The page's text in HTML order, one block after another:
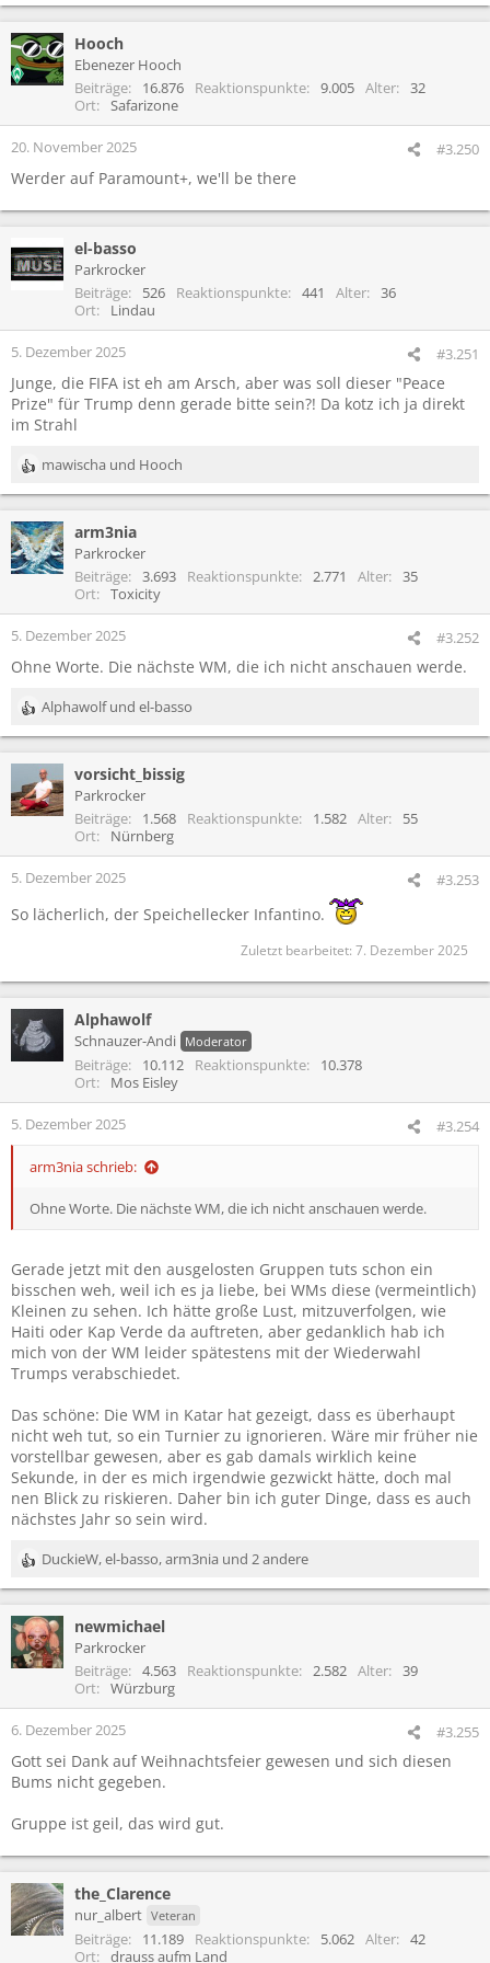
e
k
t
i
n
e
:
Hooch
Ebenezer Hooch
Beiträge
16.876 Reaktionspunkte 9.005 Alter
32
Ort
Safarizone
20. November 2025 #3.250
Werder auf Paramount+, we'll be there
el-basso
Parkrocker
Beiträge
526 Reaktionspunkte 441 Alter
36
Ort
Lindau
5. Dezember 2025 #3.251
Junge, die FIFA ist eh am Arsch, aber was soll dieser "Peace
Prize" für Trump denn gerade bitte sein?! Da kotz ich ja direkt
im Strahl
R
e
k
t
i
n
:
mawischa und Hooch
arm3nia
Parkrocker
Beiträge
3.693 Reaktionspunkte 2.771 Alter
35
Ort
Toxicity
5. Dezember 2025 #3.252
Ohne Worte. Die nächste WM, die ich nicht anschauen werde.
R
e
t
i
n
:
Alphawolfund el-basso
vorsicht_bissig
Parkrocker
Beiträge
1.568 Reaktionspunkte 1.582 Alter
55
Ort
Nürnberg
5. Dezember 2025 #3.253
So lächerlich, der Speichellecker Infantino.
Zuletzt bearbeitet: 7. Dezember 2025
Alphawolf
Schnauzer-Andi Moderator
Beiträge 10.112 Reaktionspunkte
10.378
Ort
Mos Eisley
5. Dezember 2025 #3.254
arm3nia schrieb:
Ohne Worte. Die nächste WM, die ich nicht anschauen werde.
Gerade jetzt mit den ausgelosten Gruppen tuts schon ein
bisschen weh, weil ich es ja liebe, bei WMs diese (vermeintlich)
Kleinen zu sehen. Ich hätte große Lust, mitzuverfolgen, wie
Haiti oder Kap Verde da auftreten, aber gedanklich hab ich
mich von der WM leider spätestens mit der Wiederwahl
Trumps verabschiedet.
Das schöne: Die WM in Katar hat gezeigt, dass es überhaupt
nicht weh tut, so ein Turnier zu ignorieren. Wäre mir früher nie
vorstellbar gewesen, aber es gab damals wirklich keine
Sekunde, in der es mich irgendwie gezwickt hätte, doch mal
nen Blick zu riskieren. Daher bin ich guter Dinge, dass es auch
nächstes Jahr so sein wird.
R
e
k
t
i
n
:
DuckieW,el-basso,arm3nia und 2 andere
newmichael
Parkrocker
Beiträge
4.563 Reaktionspunkte 2.582 Alter
39
Ort
Würzburg
6. Dezember 2025 #3.255
Gott sei Dank auf Weihnachtsfeier gewesen und sich diesen
Bums nicht gegeben.
Gruppe ist geil, das wird gut.
the_Clarence
nur_albert Veteran
Beiträge 11.189 Reaktionspunkte 5.062 Alter
42
Ort
drauss aufm Land